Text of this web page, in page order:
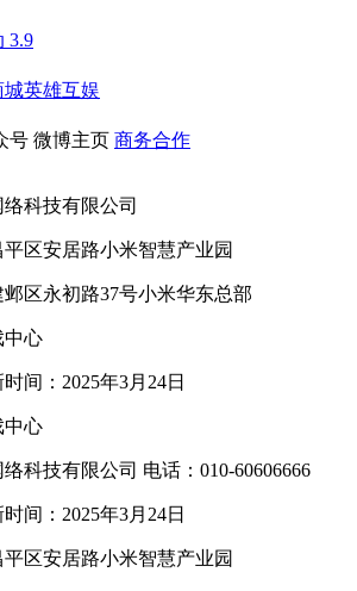
3.9
城英雄互娱
号 微博主页 商务合作
科技有限公司
区安居路小米智慧产业园
区永初路37号小米华东总部
中心
间：2025年3月24日
中心
科技有限公司 电话：010-60606666
间：2025年3月24日
区安居路小米智慧产业园